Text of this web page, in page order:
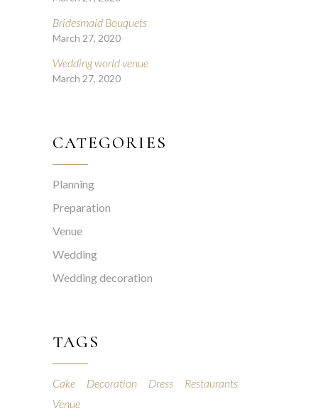
Bridesmaid Bouquets
March 27, 2020
Wedding world venue
March 27, 2020
CATEGORIES
Planning
Preparation
Venue
Wedding
Wedding decoration
TAGS
Cake Decoration Dress
Restaurants
Venue